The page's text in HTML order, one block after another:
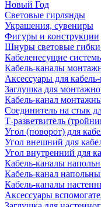
Новый Год
Световые гирлянды
Украшения, сувениры
Фигуры и конструкции
Шнуры световые
Кабеленесущие
Кабель-каналы
Аксессуары для
Заглушка для
Кабель-канал
Соединитель на стык
Т-разветвитель
Угол (поворот) для
Угол внешний для
Угол внутренний для
Кабель-каналы
Кабель-канал
Кабель-каналы
Аксессуары